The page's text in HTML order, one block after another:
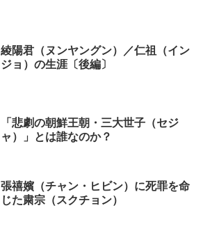
綾陽君（ヌンヤングン）／仁祖（イン
ジョ）の生涯〔後編〕
「悲劇の朝鮮王朝・三大世子（セジ
ャ）」とは誰なのか？
張禧嬪（チャン・ヒビン）に死罪を命
じた粛宗（スクチョン）